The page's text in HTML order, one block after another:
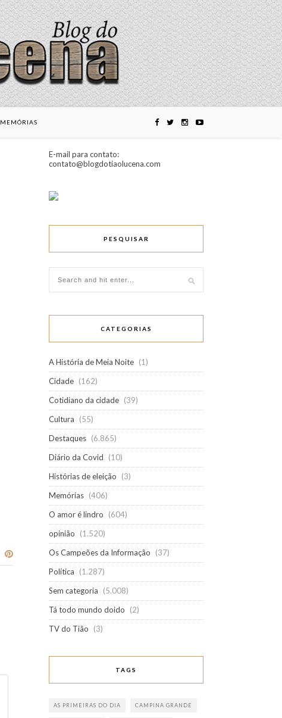
MEMÓRIAS
E-mail para contato:
contato@blogdotiaolucena.com
PESQUISAR
CATEGORIAS
A História de Meia Noite (1)
Cidade (162)
Cotidiano da cidade (39)
Cultura
(55)
Destaques (6.865)
Diário da Covid
(10)
Histórias de eleição
(3)
Memórias (406)
O amor é lindro
(604)
opinião
(1.520)
Os Campeões da Informação
(37)
Política
(1.287)
Sem categoria
(5.008)
Tá todo mundo doido
(2)
TV do Tião
(3)
TAGS
AS PRIMEIRAS DO DIA CAMPINA GRANDE